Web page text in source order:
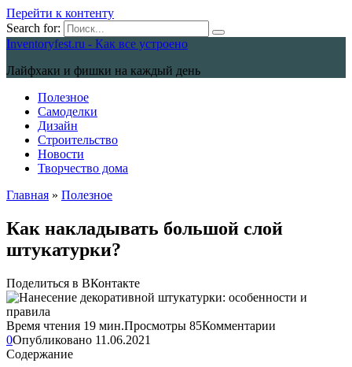
Перейти к контенту
Search for:
Inventoryfest.ru - Как все устроено
Лайфхаки и фишки на каждый день
Полезное
Самоделки
Дизайн
Строительство
Новости
Творчество дома
Главная » Полезное
Как накладывать большой слой
штукатурки?
Поделиться в ВКонтакте
Время чтения 19 мин.Просмотры 85Комментарии
0Опубликовано 11.06.2021
Содержание